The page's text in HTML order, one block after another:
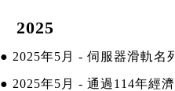
2025
● 2025年5月 - 伺服器滑軌
● 2025年5月 - 通過114年經